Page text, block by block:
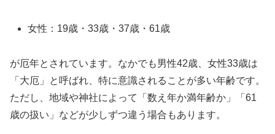
女性：19歳・33歳・37歳・61歳
が厄年とされています。なかでも男性42歳、女性33歳は
「大厄」と呼ばれ、特に意識されることが多い年齢です。
ただし、地域や神社によって「数え年か満年齢か」「61
歳の扱い」などが少しずつ違う場合もあります。